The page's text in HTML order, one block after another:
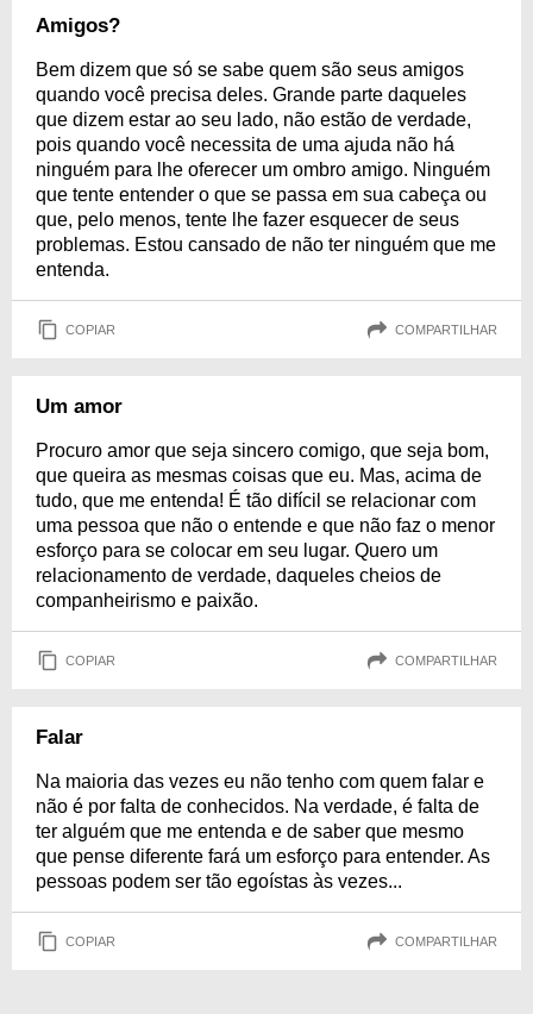
Amigos?
Bem dizem que só se sabe quem são seus amigos
quando você precisa deles. Grande parte daqueles
que dizem estar ao seu lado, não estão de verdade,
pois quando você necessita de uma ajuda não há
ninguém para lhe oferecer um ombro amigo. Ninguém
que tente entender o que se passa em sua cabeça ou
que, pelo menos, tente lhe fazer esquecer de seus
problemas. Estou cansado de não ter ninguém que me
entenda.
COPIAR COMPARTILHAR
Um amor
Procuro amor que seja sincero comigo, que seja bom,
que queira as mesmas coisas que eu. Mas, acima de
tudo, que me entenda! É tão difícil se relacionar com
uma pessoa que não o entende e que não faz o menor
esforço para se colocar em seu lugar. Quero um
relacionamento de verdade, daqueles cheios de
companheirismo e paixão.
COPIAR COMPARTILHAR
Falar
Na maioria das vezes eu não tenho com quem falar e
não é por falta de conhecidos. Na verdade, é falta de
ter alguém que me entenda e de saber que mesmo
que pense diferente fará um esforço para entender. As
pessoas podem ser tão egoístas às vezes...
COPIAR COMPARTILHAR